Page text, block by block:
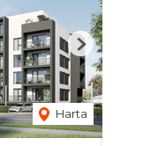
Harta
Next